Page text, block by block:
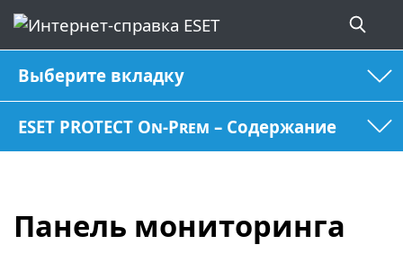
Выберите вкладку
ESET PROTECT On-Prem – Содержание
Панель мониторинга